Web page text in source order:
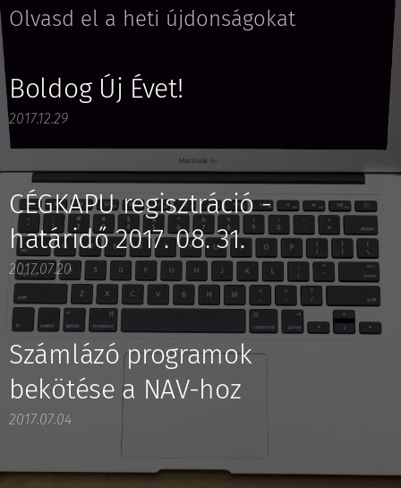
Olvasd el a heti újdonságokat
Boldog Új Évet!
2017.12.29
CÉGKAPU regisztráció -
határidő 2017. 08. 31.
2017.07.20
Számlázó programok
bekötése a NAV-hoz
2017.07.04